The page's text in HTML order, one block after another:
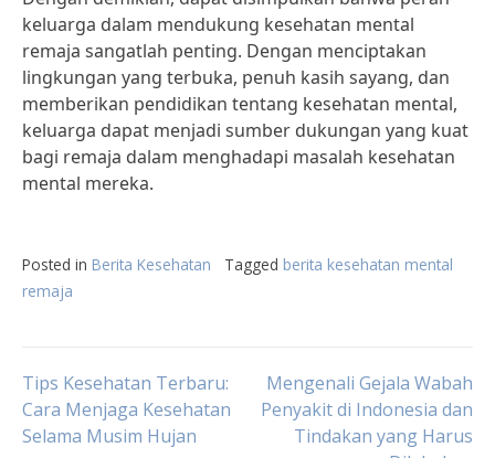
keluarga dalam mendukung kesehatan mental
remaja sangatlah penting. Dengan menciptakan
lingkungan yang terbuka, penuh kasih sayang, dan
memberikan pendidikan tentang kesehatan mental,
keluarga dapat menjadi sumber dukungan yang kuat
bagi remaja dalam menghadapi masalah kesehatan
mental mereka.
Posted in Berita Kesehatan Tagged berita kesehatan mental
remaja
Post
Tips Kesehatan Terbaru:
Cara Menjaga Kesehatan
Selama Musim Hujan
Mengenali Gejala Wabah
Penyakit di Indonesia dan
Tindakan yang Harus